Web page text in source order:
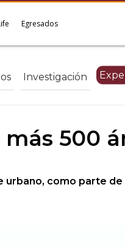
Egresados
Investigación
500
urbano, como parte